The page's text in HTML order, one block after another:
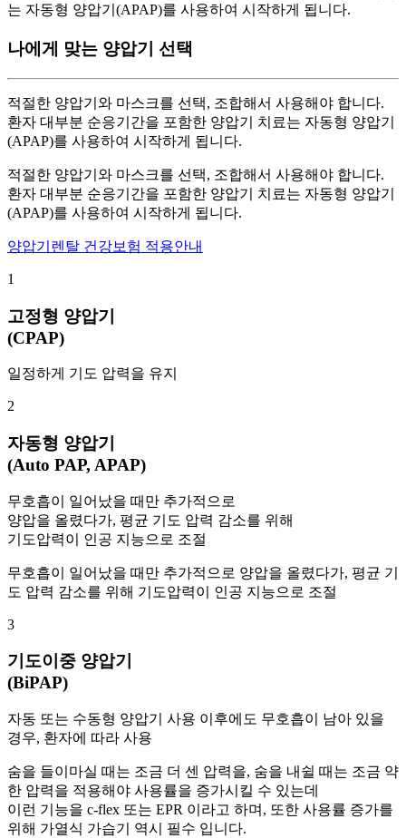
는 자동형 양압기(APAP)를 사용하여 시작하게 됩니다.
나에게 맞는 양압기 선택
적절한 양압기와 마스크를 선택, 조합해서 사용해야 합니다.
환자 대부분 순응기간을 포함한 양압기 치료는 자동형 양압기
(APAP)를 사용하여 시작하게 됩니다.
적절한 양압기와 마스크를 선택, 조합해서 사용해야 합니다.
환자 대부분 순응기간을 포함한 양압기 치료는 자동형 양압기
(APAP)를 사용하여 시작하게 됩니다.
양압기렌탈 건강보험 적용안내
1
고정형 양압기
(CPAP)
일정하게 기도 압력을 유지
2
자동형 양압기
(Auto PAP, APAP)
무호흡이 일어났을 때만 추가적으로
양압을 올렸다가, 평균 기도 압력 감소를 위해
기도압력이 인공 지능으로 조절
무호흡이 일어났을 때만 추가적으로 양압을 올렸다가, 평균 기
도 압력 감소를 위해 기도압력이 인공 지능으로 조절
3
기도이중 양압기
(BiPAP)
자동 또는 수동형 양압기 사용 이후에도 무호흡이 남아 있을
경우, 환자에 따라 사용
숨을 들이마실 때는 조금 더 센 압력을, 숨을 내쉴 때는 조금 약
한 압력을 적용해야 사용률을 증가시킬 수 있는데
이런 기능을 c-flex 또는 EPR 이라고 하며, 또한 사용률 증가를
위해 가열식 가습기 역시 필수 입니다.